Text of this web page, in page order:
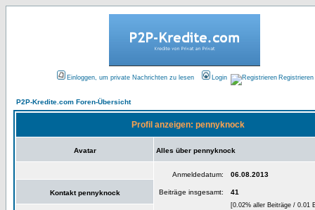
Einloggen, um private Nachrichten zu lesen Login Registrieren
P2P-Kredite.com Foren-Übersicht
Profil anzeigen: pennyknock
Avatar Alles über pennyknock
Anmeldedatum: 06.08.2013
Beiträge insgesamt: 41
[0.02% aller Beiträge / 0.01
Kontakt pennyknock